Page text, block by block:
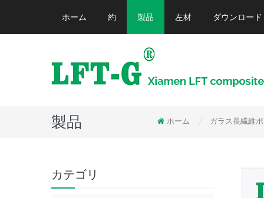
ホーム 約 製品 左材 ダウンロード
製品 ホーム ガラス長繊維
カテゴリ